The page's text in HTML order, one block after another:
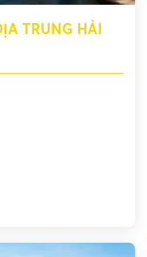
TRUNG HẢI